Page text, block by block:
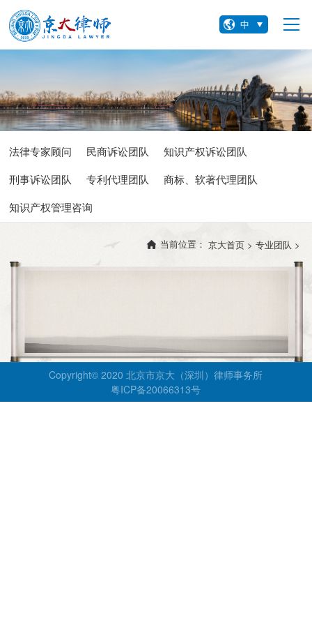
中
法律专家顾问 民商诉讼团队
知识产权诉讼团队
刑事诉讼团队
专利代理团队
商标、软著代理团队
知识产权管理咨询
当前位置： 京大首页 > 专业团队 >
Copyright© 2020 北京市京大（深圳）律师事务所
粤ICP备20066313号